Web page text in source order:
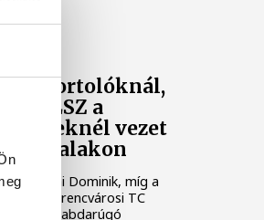
a sportolóknál,
az MLSZ a
vezet
oldalakon
Dominik, míg a
a Ferencvárosi TC
Magyar Labdarúgó